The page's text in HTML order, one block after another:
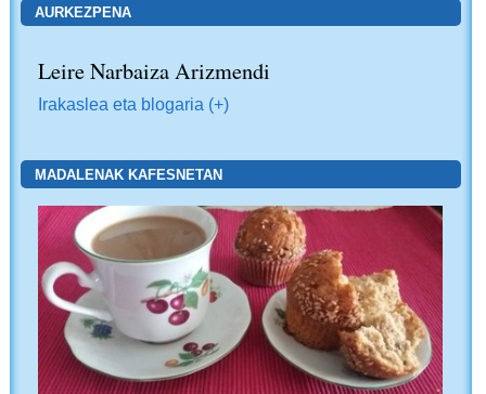
AURKEZPENA
Leire Narbaiza Arizmendi
Irakaslea eta blogaria (+)
MADALENAK KAFESNETAN